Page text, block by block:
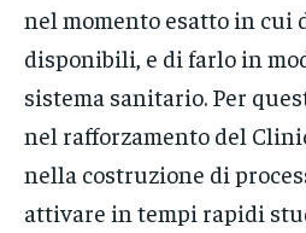
nel momento esatto in cui
disponibili, e di farlo in
sistema sanitario. Per
nel rafforzamento del
nella costruzione di
attivare in tempi rapidi